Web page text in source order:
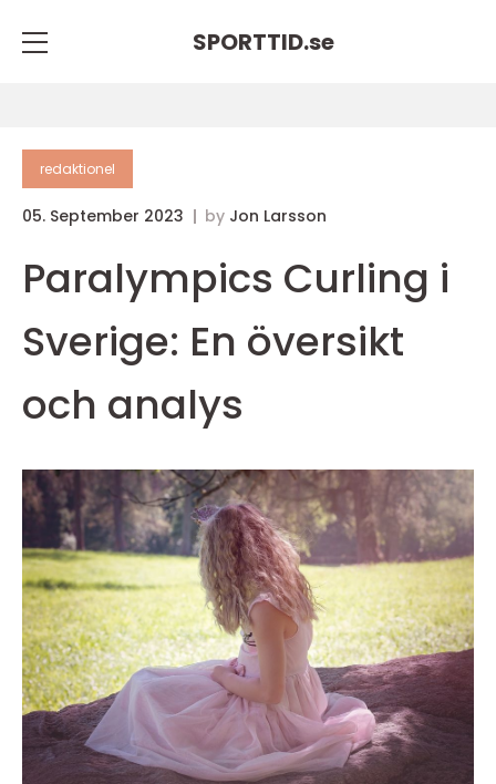
SPORTTID.se
redaktionel
05. September 2023 by Jon Larsson
Paralympics Curling i
Sverige: En översikt
och analys